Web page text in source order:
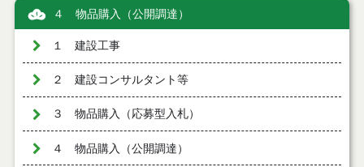
４ 物品購入（公開調達）
１ 建設工事
２ 建設コンサルタント等
３ 物品購入（応募型入札）
４ 物品購入（公開調達）